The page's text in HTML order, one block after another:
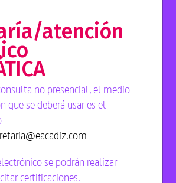
atención
no presencial, el medio
que se deberá usar es el
se podrán realizar
certificaciones.